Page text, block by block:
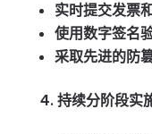
实时提交发票
使用数字签名
采取先进的防
持续分阶段